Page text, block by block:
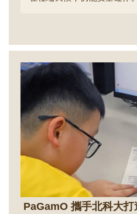
岸風機1萬種受力情境為例
果與傳統方法高度一致，可
評估時間，研究成果刊
Engineering」。...
PaGamO 攜手北科大